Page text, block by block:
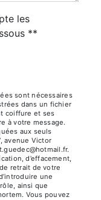
les
**
sont nécessaires
dans un fichier
coiffure et ses
à votre message.
aux seuls
avenue Victor
d’effacement,
retrait de votre
une
ainsi que
Vous pouvez